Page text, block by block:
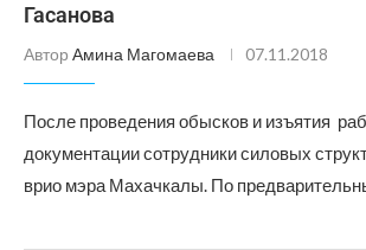
Гасанова
Автор Амина Магомаева 07.11.2018
После проведения обысков и изъятия
документации сотрудники силовых
врио мэра Махачкалы. По